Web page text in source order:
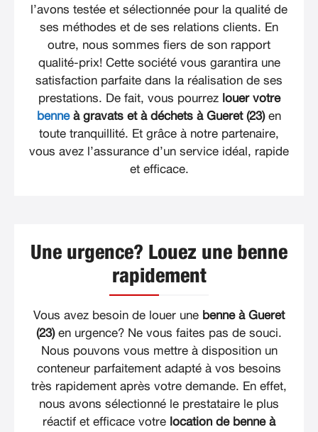
l’avons testée et sélectionnée pour la qualité de
ses méthodes et de ses relations clients. En
outre, nous sommes fiers de son rapport
qualité-prix! Cette société vous garantira une
satisfaction parfaite dans la réalisation de ses
prestations. De fait, vous pourrez louer votre
benneà gravats et à déchets à Gueret (23)en
toute tranquillité. Et grâce à notre partenaire,
vous avez l’assurance d’un service idéal, rapide
et efficace.
Une urgence? Louez une benne
rapidement
Vous avez besoin de louer une benne à Gueret
(23)en urgence? Ne vous faites pas de souci.
Nous pouvons vous mettre à disposition un
conteneur parfaitement adapté à vos besoins
très rapidement après votre demande. En effet,
nous avons sélectionné le prestataire le plus
réactif et efficace votre location de benne à